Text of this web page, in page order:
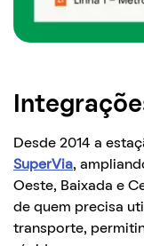
Desde 2014 a
SuperVia,
Oeste, Baixada e
de quem precisa
transporte,